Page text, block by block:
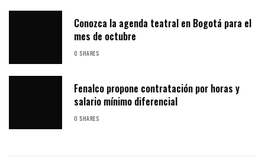
Conozca la agenda teatral en Bogotá para el
mes de octubre
0 SHARES
Fenalco propone contratación por horas y
salario mínimo diferencial
0 SHARES